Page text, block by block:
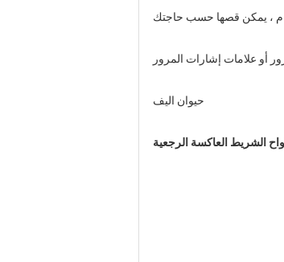
أو علامات إشارات المرور
حيوان اليف
الشريط العاكسة الرجعية